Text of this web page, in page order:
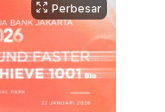
Perbesar